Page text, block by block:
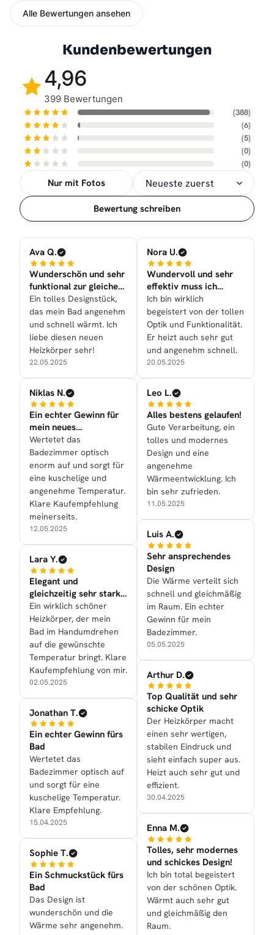
Alle Bewertungen ansehen
Kundenbewertungen
4,96
399 Bewertungen
(388)
(6)
(5)
(0)
(0)
Nur mit Fotos
Sortierung
Bewertung schreiben
Ava Q.
Wunderschön und sehr
funktional zur gleichen
Zeit nun bei uns
Ein tolles Designstück,
das mein Bad angenehm
und schnell wärmt. Ich
liebe diesen neuen
Heizkörper sehr!
22.05.2025
Niklas N.
Ein echter Gewinn für
mein neues
Badezimmer
Wertetet das
Badezimmer optisch
enorm auf und sorgt für
eine kuschelige und
angenehme Temperatur.
Klare Kaufempfehlung
meinerseits.
12.05.2025
Lara Y.
Elegant und
gleichzeitig sehr stark
in der Leistung
Ein wirklich schöner
Heizkörper, der mein
Bad im Handumdrehen
auf die gewünschte
Temperatur bringt. Klare
Kaufempfehlung von mir.
02.05.2025
Jonathan T.
Ein echter Gewinn fürs
Bad
Wertetet das
Badezimmer optisch auf
und sorgt für eine
kuschelige Temperatur.
Klare Empfehlung.
15.04.2025
Sophie T.
Ein Schmuckstück fürs
Bad
Das Design ist
wunderschön und die
Wärme sehr angenehm.
Nora U.
Wundervoll und sehr
effektiv muss ich
sagen!
Ich bin wirklich
begeistert von der tollen
Optik und Funktionalität.
Er heizt auch sehr gut
und angenehm schnell.
20.05.2025
Leo L.
Alles bestens gelaufen!
Gute Verarbeitung, ein
tolles und modernes
Design und eine
angenehme
Wärmeentwicklung. Ich
bin sehr zufrieden.
11.05.2025
Luis A.
Sehr ansprechendes
Design
Die Wärme verteilt sich
schnell und gleichmäßig
im Raum. Ein echter
Gewinn für mein
Badezimmer.
05.05.2025
Arthur D.
Top Qualität und sehr
schicke Optik
Der Heizkörper macht
einen sehr wertigen,
stabilen Eindruck und
sieht einfach super aus.
Heizt auch sehr gut und
effizient.
30.04.2025
Enna M.
Tolles, sehr modernes
und schickes Design!
Ich bin total begeistert
von der schönen Optik.
Wärmt auch sehr gut
und gleichmäßig den
Raum.